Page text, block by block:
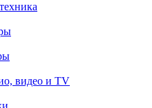
видео и TV